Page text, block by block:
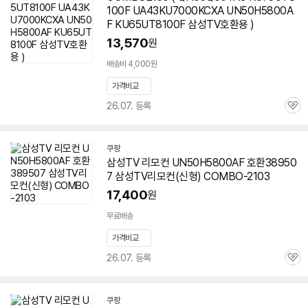
100F UA43KU7000KCXA UN50H5800A
FKU65UT8100F 삼성TV호환용 )
13,570원
배송비 4,000원
가격비교
26.07. 등록
관
쿠팡
삼성TV 리모컨 UN50H5800AF호환38950
7 삼성TV리모컨(신형) COMBO-2103
17,400원
무료배송
가격비교
26.07. 등록
관
쿠팡